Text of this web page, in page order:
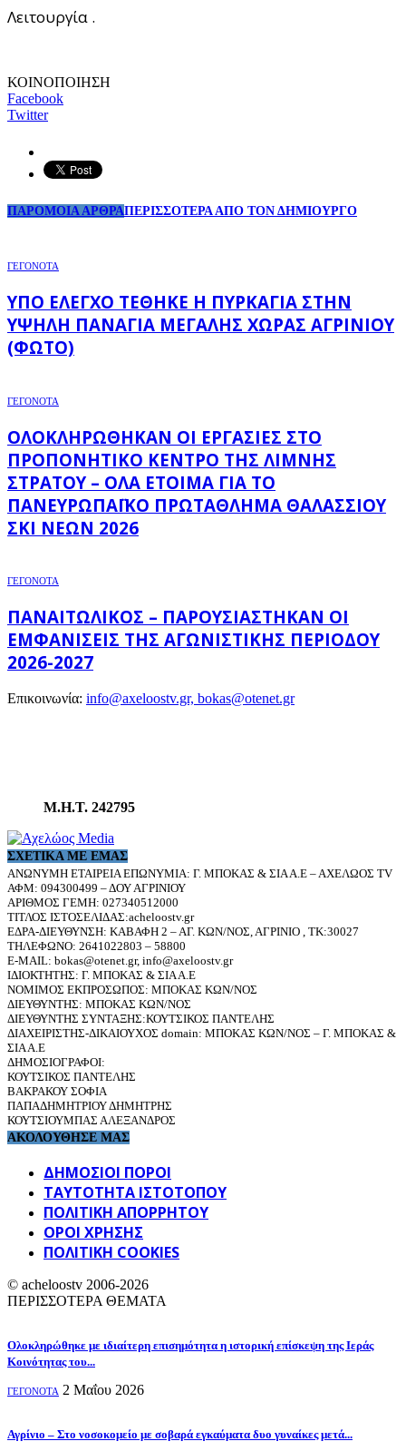
Λειτουργία .
ΚΟΙΝΟΠΟΙΗΣΗ
Facebook
Twitter
ΠΑΡΟΜΟΙΑ ΑΡΘΡΑΠΕΡΙΣΣΟΤΕΡΑ ΑΠΟ ΤΟΝ ΔΗΜΙΟΥΡΓΟ
ΓΕΓΟΝΟΤΑ
ΥΠΌ ΈΛΕΓΧΟ ΤΈΘΗΚΕ Η ΠΥΡΚΑΓΙΆ ΣΤΗΝ
ΥΨΗΛΉ ΠΑΝΑΓΙΆ ΜΕΓΆΛΗΣ ΧΏΡΑΣ ΑΓΡΙΝΊΟΥ
(ΦΩΤΌ)
ΓΕΓΟΝΟΤΑ
ΟΛΟΚΛΗΡΏΘΗΚΑΝ ΟΙ ΕΡΓΑΣΊΕΣ ΣΤΟ
ΠΡΟΠΟΝΗΤΙΚΌ ΚΈΝΤΡΟ ΤΗΣ ΛΊΜΝΗΣ
ΣΤΡΆΤΟΥ – ΌΛΑ ΈΤΟΙΜΑ ΓΙΑ ΤΟ
ΠΑΝΕΥΡΩΠΑΪΚΌ ΠΡΩΤΆΘΛΗΜΑ ΘΑΛΆΣΣΙΟΥ
ΣΚΙ ΝΈΩΝ 2026
ΓΕΓΟΝΟΤΑ
ΠΑΝΑΙΤΩΛΙΚΌΣ – ΠΑΡΟΥΣΙΆΣΤΗΚΑΝ ΟΙ
ΕΜΦΑΝΊΣΕΙΣ ΤΗΣ ΑΓΩΝΙΣΤΙΚΉΣ ΠΕΡΙΌΔΟΥ
2026-2027
Επικοινωνία: info@axeloostv.gr, bokas@otenet.gr
Μ.Η.Τ. 242795
ΣΧΕΤΙΚΆ ΜΕ ΕΜΆΣ
ΑΝΩΝΥΜΗ ΕΤΑΙΡΕΙΑ ΕΠΩΝΥΜΙΑ: Γ. ΜΠΟΚΑΣ & ΣΙΑ Α.Ε – ΑΧΕΛΩΟΣ TV
ΑΦΜ: 094300499 – ΔΟΥ ΑΓΡΙΝΙΟΥ
ΑΡΙΘΜΟΣ ΓΕΜΗ: 027340512000
ΤΙΤΛΟΣ ΙΣΤΟΣΕΛΙΔΑΣ:acheloostv.gr
ΕΔΡΑ-ΔΙΕΥΘΥΝΣΗ: ΚΑΒΑΦΗ 2 – ΑΓ. ΚΩΝ/ΝΟΣ, ΑΓΡΙΝΙΟ , ΤΚ:30027
ΤΗΛΕΦΩΝΟ: 2641022803 – 58800
E-MAIL: bokas@otenet.gr, info@axeloostv.gr
ΙΔΙΟΚΤΗΤΗΣ: Γ. ΜΠΟΚΑΣ & ΣΙΑ Α.Ε
ΝΟΜΙΜΟΣ ΕΚΠΡΟΣΩΠΟΣ: ΜΠΟΚΑΣ ΚΩΝ/ΝΟΣ
ΔΙΕΥΘΥΝΤΗΣ: ΜΠΟΚΑΣ ΚΩΝ/ΝΟΣ
ΔΙΕΥΘΥΝΤΗΣ ΣΥΝΤΑΞΗΣ:ΚΟΥΤΣΙΚΟΣ ΠΑΝΤΕΛΗΣ
ΔΙΑΧΕΙΡΙΣΤΗΣ-ΔΙΚΑΙΟΥΧΟΣ domain: ΜΠΟΚΑΣ ΚΩΝ/ΝΟΣ – Γ. ΜΠΟΚΑΣ &
ΣΙΑ Α.Ε
ΔΗΜΟΣΙΟΓΡΑΦΟΙ:
ΚΟΥΤΣΙΚΟΣ ΠΑΝΤΕΛΗΣ
ΒΑΚΡΑΚΟΥ ΣΟΦΙΑ
ΠΑΠΑΔΗΜΗΤΡΙΟΥ ΔΗΜΗΤΡΗΣ
ΚΟΥΤΣΙΟΥΜΠΑΣ ΑΛΕΞΑΝΔΡΟΣ
ΑΚΟΛΟΥΘΗΣΕ ΜΑΣ
ΔΗΜΟΣΙΟΙ ΠΟΡΟΙ
ΤΑΥΤΌΤΗΤΑ ΙΣΤΌΤΟΠΟΥ
ΠΟΛΙΤΙΚΉ ΑΠΟΡΡΉΤΟΥ
ΌΡΟΙ ΧΡΉΣΗΣ
ΠΟΛΙΤΙΚΗ COOKIES
© acheloostv 2006-2026
ΠΕΡΙΣΣΟΤΕΡΑ ΘΕΜΑΤΑ
Ολοκληρώθηκε με ιδιαίτερη επισημότητα η ιστορική επίσκεψη της Ιεράς
Κοινότητας του...
ΓΕΓΟΝΟΤΑ 2 Μαΐου 2026
Αγρίνιο – Στο νοσοκομείο με σοβαρά εγκαύματα δυο γυναίκες μετά...